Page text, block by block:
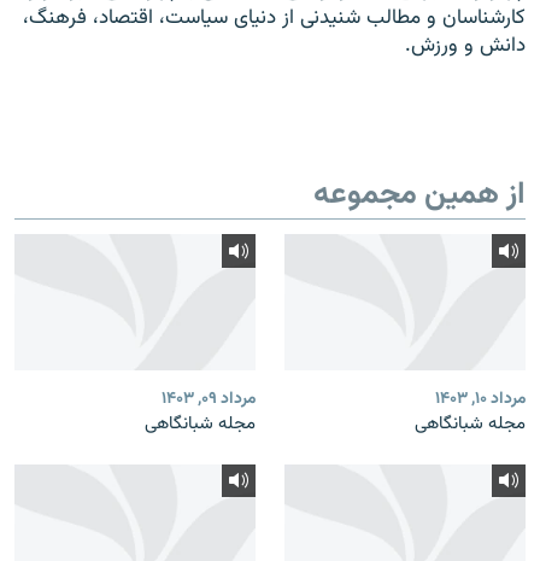
کارشناسان و مطالب شنیدنی از دنیای سیاست، اقتصاد، فرهنگ،
دانش و ورزش.
از همین مجموعه
مرداد ۱۰, ۱۴۰۳
مجله شبانگاهی
مرداد ۰۹, ۱۴۰۳
مجله شبانگاهی